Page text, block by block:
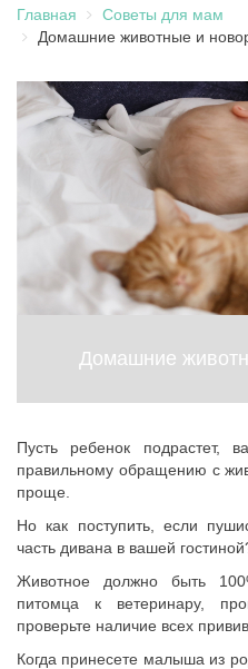
Главная
Советы для мам
Домашние животные и
Домашние
Пусть ребенок подрастет,
правильному обращению с
проще.
Но как поступить, если
часть дивана в вашей
Животное должно быть
питомца к ветеринару,
проверьте наличие всех
Когда принесете малыша из